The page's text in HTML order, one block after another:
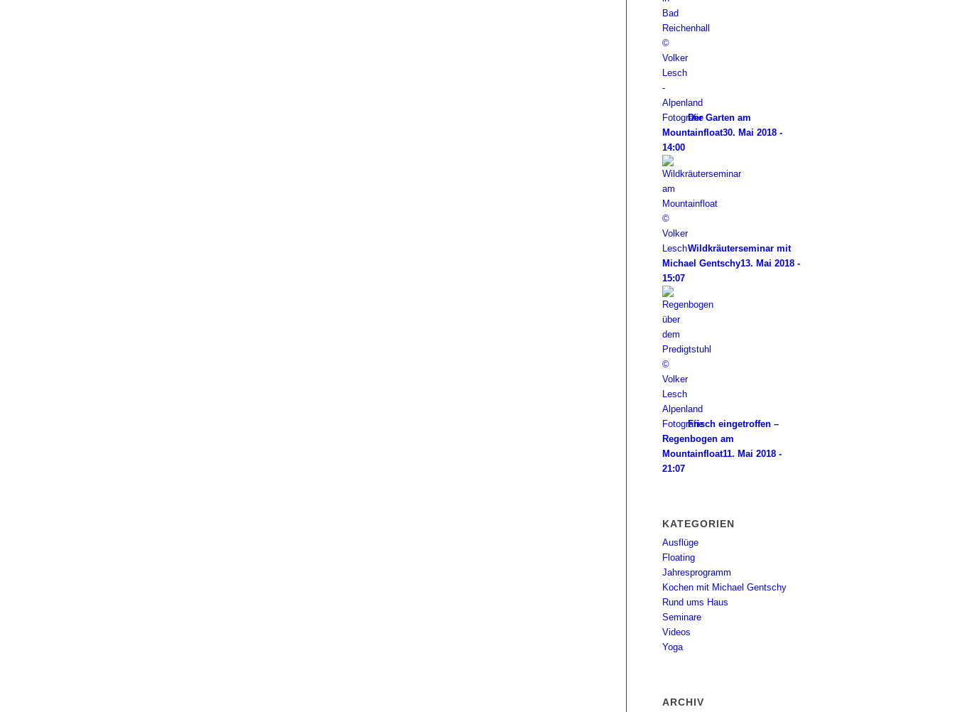
Der Garten am
Mountainfloat30. Mai 2018 -
14:00
Wildkräuterseminar mit
Michael Gentschy13. Mai 2018 -
15:07
Frisch eingetroffen –
Regenbogen am
Mountainfloat11. Mai 2018 -
21:07
KATEGORIEN
Ausflüge
Floating
Jahresprogramm
Kochen mit Michael Gentschy
Rund ums Haus
Seminare
Videos
Yoga
ARCHIV